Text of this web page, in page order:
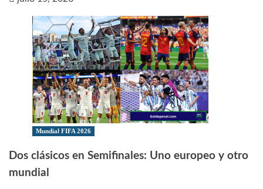
Mundial FIFA 2026
Dos clásicos en Semifinales: Uno europeo y otro
mundial